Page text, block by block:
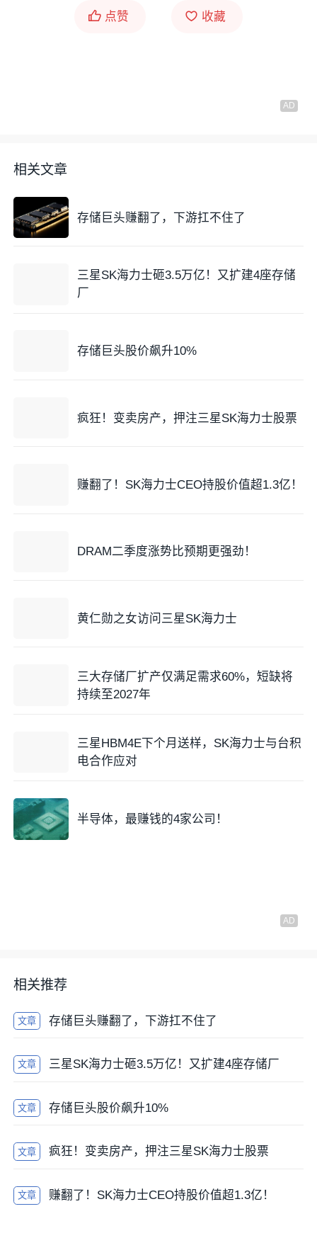
点赞 收藏
相关文章
存储巨头赚翻了，下游扛不住了
三星SK海力士砸3.5万亿！又扩建4座存储
厂
存储巨头股价飙升10%
疯狂！变卖房产，押注三星SK海力士股票
赚翻了！SK海力士CEO持股价值超1.3亿！
DRAM二季度涨势比预期更强劲！
黄仁勋之女访问三星SK海力士
三大存储厂扩产仅满足需求60%，短缺将
持续至2027年
三星HBM4E下个月送样，SK海力士与台积
电合作应对
半导体，最赚钱的4家公司！
相关推荐
文章 存储巨头赚翻了，下游扛不住了
文章 三星SK海力士砸3.5万亿！又扩建4座存储厂
文章 存储巨头股价飙升10%
文章 疯狂！变卖房产，押注三星SK海力士股票
文章 赚翻了！SK海力士CEO持股价值超1.3亿！